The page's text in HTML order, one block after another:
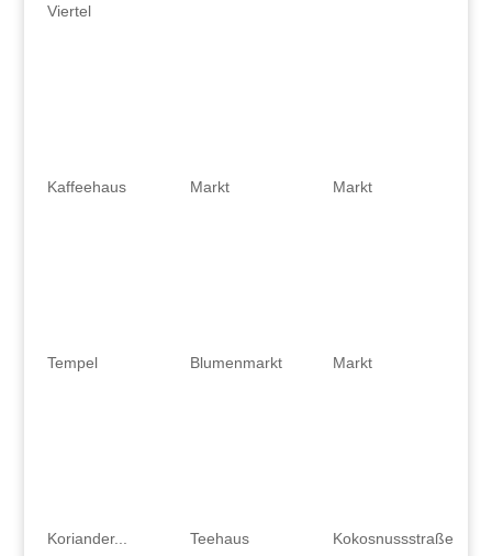
Viertel
Kaffeehaus Markt Markt
Tempel Blumenmarkt Markt
Koriander... Teehaus Kokosnussstraße